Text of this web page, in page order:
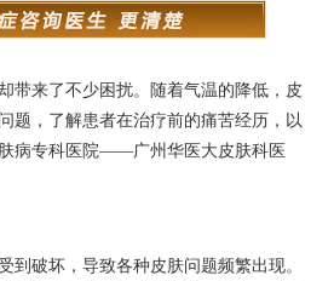
带来了不少困扰。随着气温的降低，皮
题，了解患者在治疗前的痛苦经历，以
病专科医院——广州华医大皮肤科医
破坏，导致各种皮肤问题频繁出现。